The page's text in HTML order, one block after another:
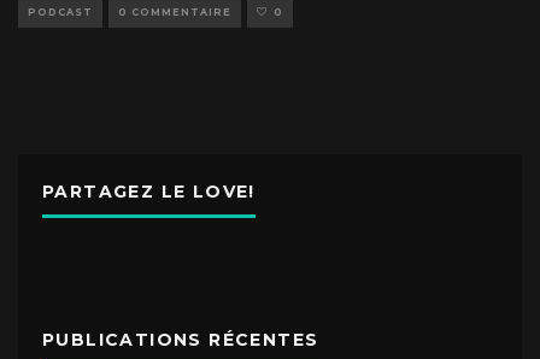
PODCAST 0 COMMENTAIRE 0
PARTAGEZ LE LOVE!
PUBLICATIONS RÉCENTES